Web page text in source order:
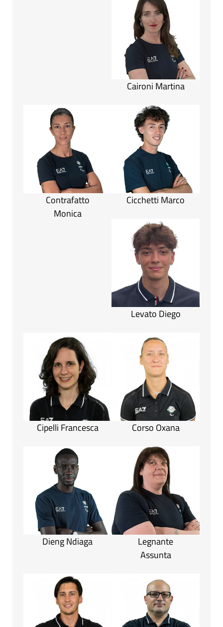
Caironi Martina
Contrafatto
Monica
Cicchetti Marco
Levato Diego
Cipelli Francesca Corso Oxana
Dieng Ndiaga
Legnante
Assunta